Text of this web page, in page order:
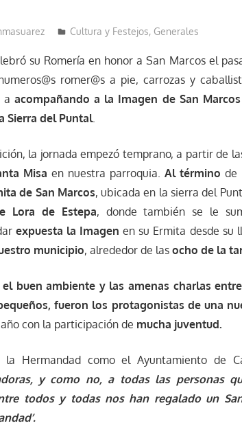
Cultura y Festejos, Generales
su Romería en honor a San Marcos el
romer@s a pie, carrozas y
a acompañando a la Imagen de San
Sierra del Puntal.
la jornada empezó temprano, a partir de
Misa en nuestra parroquia.Al término de
de San Marcos, ubicada en la sierra del
Lora de Estepa, donde también se le
expuesta la Imagen en su Ermita desde su
municipio, alrededor de lasocho de la
el buen ambiente y las amenas charlas
fueron los protagonistas de una
con la participación de mucha juventud.
Hermandad como el Ayuntamiento de
y como no, a todas las personas
todos y todas nos han regalado un